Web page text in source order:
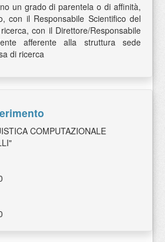
grado di parentela o di affinità,
con il Responsabile Scientifico del
con il Direttore/Responsabile
afferente alla struttura sede
di ricerca
COMPUTAZIONALE